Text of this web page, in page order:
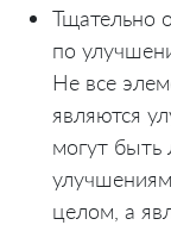
Тщательно
по
Не все
являются
могут
целом, а